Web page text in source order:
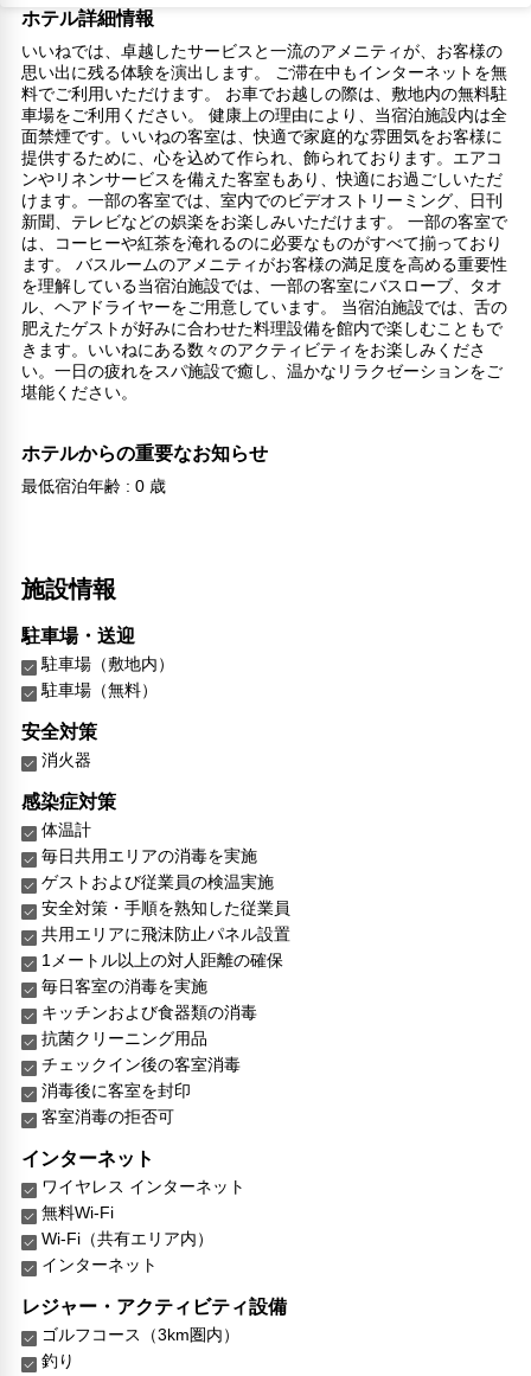
ホテル詳細情報
いいねでは、卓越したサービスと一流のアメニティが、お客様の
思い出に残る体験を演出します。 ご滞在中もインターネットを無
料でご利用いただけます。 お車でお越しの際は、敷地内の無料駐
車場をご利用ください。 健康上の理由により、当宿泊施設内は全
面禁煙です。いいねの客室は、快適で家庭的な雰囲気をお客様に
提供するために、心を込めて作られ、飾られております。エアコ
ンやリネンサービスを備えた客室もあり、快適にお過ごしいただ
けます。一部の客室では、室内でのビデオストリーミング、日刊
新聞、テレビなどの娯楽をお楽しみいただけます。 一部の客室で
は、コーヒーや紅茶を淹れるのに必要なものがすべて揃っており
ます。 バスルームのアメニティがお客様の満足度を高める重要性
を理解している当宿泊施設では、一部の客室にバスローブ、タオ
ル、ヘアドライヤーをご用意しています。 当宿泊施設では、舌の
肥えたゲストが好みに合わせた料理設備を館内で楽しむこともで
きます。いいねにある数々のアクティビティをお楽しみくださ
い。一日の疲れをスパ施設で癒し、温かなリラクゼーションをご
堪能ください。
ホテルからの重要なお知らせ
最低宿泊年齢 : 0 歳
施設情報
駐車場・送迎
駐車場（敷地内）
駐車場（無料）
安全対策
消火器
感染症対策
体温計
毎日共用エリアの消毒を実施
ゲストおよび従業員の検温実施
安全対策・手順を熟知した従業員
共用エリアに飛沫防止パネル設置
1メートル以上の対人距離の確保
毎日客室の消毒を実施
キッチンおよび食器類の消毒
抗菌クリーニング用品
チェックイン後の客室消毒
消毒後に客室を封印
客室消毒の拒否可
インターネット
ワイヤレス インターネット
無料Wi-Fi
Wi-Fi（共有エリア内）
インターネット
レジャー・アクティビティ設備
ゴルフコース（3km圏内）
釣り